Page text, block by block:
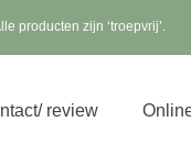
producten zijn ‘troepvrij’.
review